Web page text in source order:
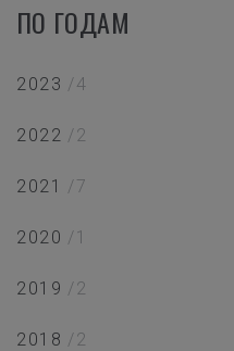
ПО ГОДАМ
2023 /4
2022 /2
2021 /7
2020 /1
2019 /2
2018 /2